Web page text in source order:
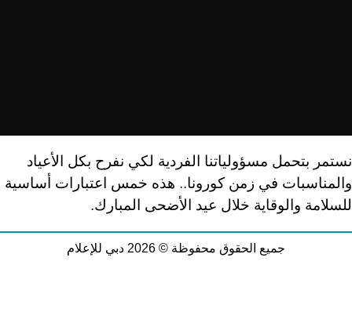
نستمر بتحمل مسؤولياتنا الفردية لكي نفرح بكل الأعياد
والمناسبات في زمن كورونا.. هذه خمس اعتبارات أساسية
للسلامة والوقاية خلال عيد الأضحى المبارك.
جميع الحقوق محفوظة © 2026 دبي للإعلام